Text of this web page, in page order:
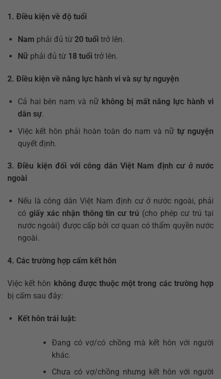
1. Điều kiện về độ tuổi
Nam phải đủ từ 20 tuổi trở lên.
Nữphải đủ từ 18 tuổi trở lên.
2. Điều kiện về năng lực hành vi và sự tự nguyện
Cả hai bên nam và nữ không bị mất năng lực hành vi
dân sự.
Việc kết hôn phải hoàn toàn do nam và nữ tự nguyện
quyết định.
3. Điều kiện đối với công dân Việt Nam định cư ở nước
ngoài
Nếu là công dân Việt Nam định cư ở nước ngoài, phải
có giấy xác nhận thông tin cư trú (cho phép cư trú tại
nước ngoài) được cấp bởi cơ quan có thẩm quyền nước
ngoài.
4. Các trường hợp cấm kết hôn
Việc kết hôn không được thuộc một trong các trường hợp
bị cấm sau đây:
Kết hôn trái luật:
Đang có vợ/có chồng mà kết hôn với người
khác.
Chưa có vợ/chồng nhưng kết hôn với người